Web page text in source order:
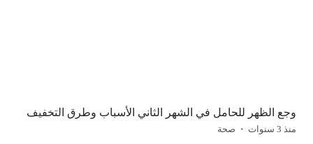
وجع الظهر للحامل في الشهر الثاني الأسباب وطرق التخفيف
منذ 3 سنوات صحة